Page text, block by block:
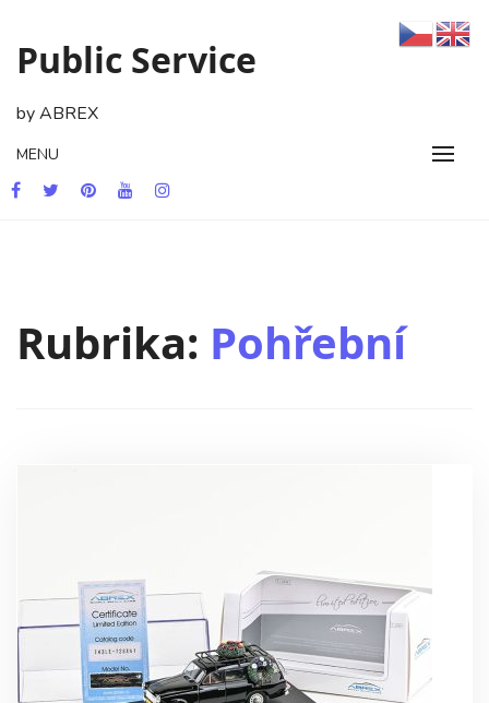
content
Public Service
by ABREX
MENU
Rubrika: Pohřební